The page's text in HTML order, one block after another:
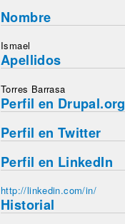
Nombre
Ismael
Apellidos
Torres Barrasa
Perfil en Drupal.org
Perfil en Twitter
Perfil en LinkedIn
http://linkedin.com/in/
Historial